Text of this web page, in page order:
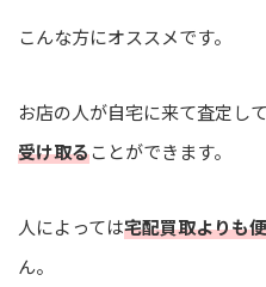
こんな方にオススメです。
お店の人が自宅に来て査定し
受け取ることができます。
人によっては宅配買取よりも
ん。